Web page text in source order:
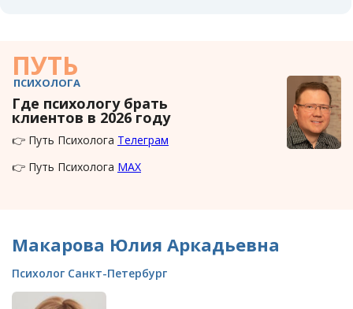
ПУТЬ
ПСИХОЛОГА
Где психологу брать
клиентов в 2026 году
👉 Путь Психолога Телеграм
👉 Путь Психолога MAX
Макарова Юлия Аркадьевна
Психолог Санкт-Петербург